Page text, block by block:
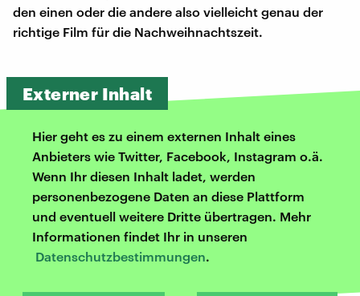
den einen oder die andere also vielleicht genau der
richtige Film für die Nachweihnachtszeit.
Externer Inhalt
Hier geht es zu einem externen Inhalt eines
Anbieters wie Twitter, Facebook, Instagram o.ä.
Wenn Ihr diesen Inhalt ladet, werden
personenbezogene Daten an diese Plattform
und eventuell weitere Dritte übertragen. Mehr
Informationen findet Ihr in unseren
Datenschutzbestimmungen.